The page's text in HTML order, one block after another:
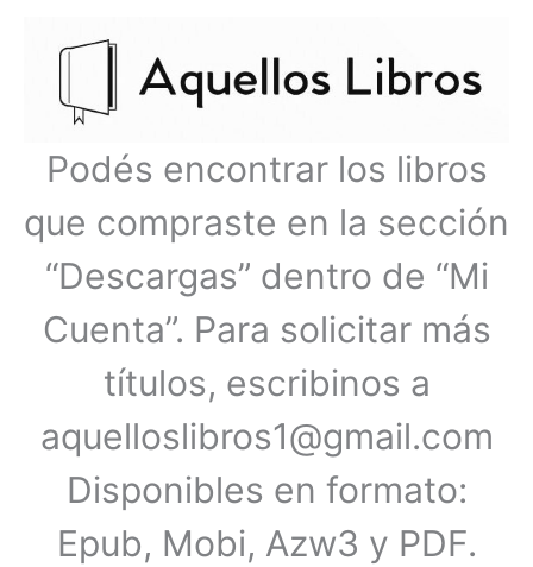
Podés encontrar los libros
que compraste en la sección
“Descargas” dentro de “Mi
Cuenta”. Para solicitar más
títulos, escribinos a
aquelloslibros1@gmail.com
Disponibles en formato:
Epub, Mobi, Azw3 y PDF.
principal